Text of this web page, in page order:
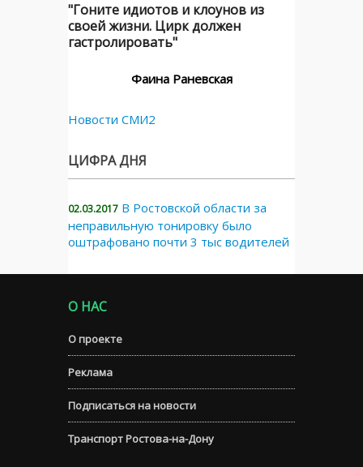
"Гоните идиотов и клоунов из
своей жизни. Цирк должен
гастролировать"
Фаина Раневская
Новости СМИ2
ЦИФРА ДНЯ
02.03.2017 В Ростовской области за
неправильную тонировку было
оштрафовано почти 3 тыс водителей
О НАС
О проекте
Реклама
Подписаться на новости
Транспорт Ростова-на-Дону